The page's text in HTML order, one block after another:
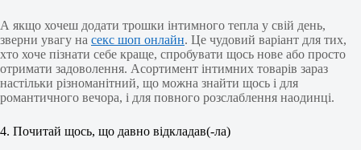
А якщо хочеш додати трошки інтимного тепла у свій день,
зверни увагу на секс шоп онлайн. Це чудовий варіант для тих,
хто хоче пізнати себе краще, спробувати щось нове або просто
отримати задоволення. Асортимент інтимних товарів зараз
настільки різноманітний, що можна знайти щось і для
романтичного вечора, і для повного розслаблення наодинці.
4. Почитай щось, що давно відкладав(-ла)